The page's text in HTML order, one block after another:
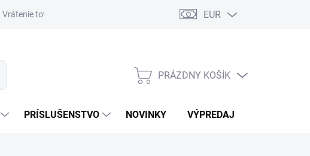
Vrátenie tovaru EUR
NÁKUPNÝ
PRÁZDNY KOŠÍK
PRÍSLUŠENSTVO NOVINKY VÝPREDAJ